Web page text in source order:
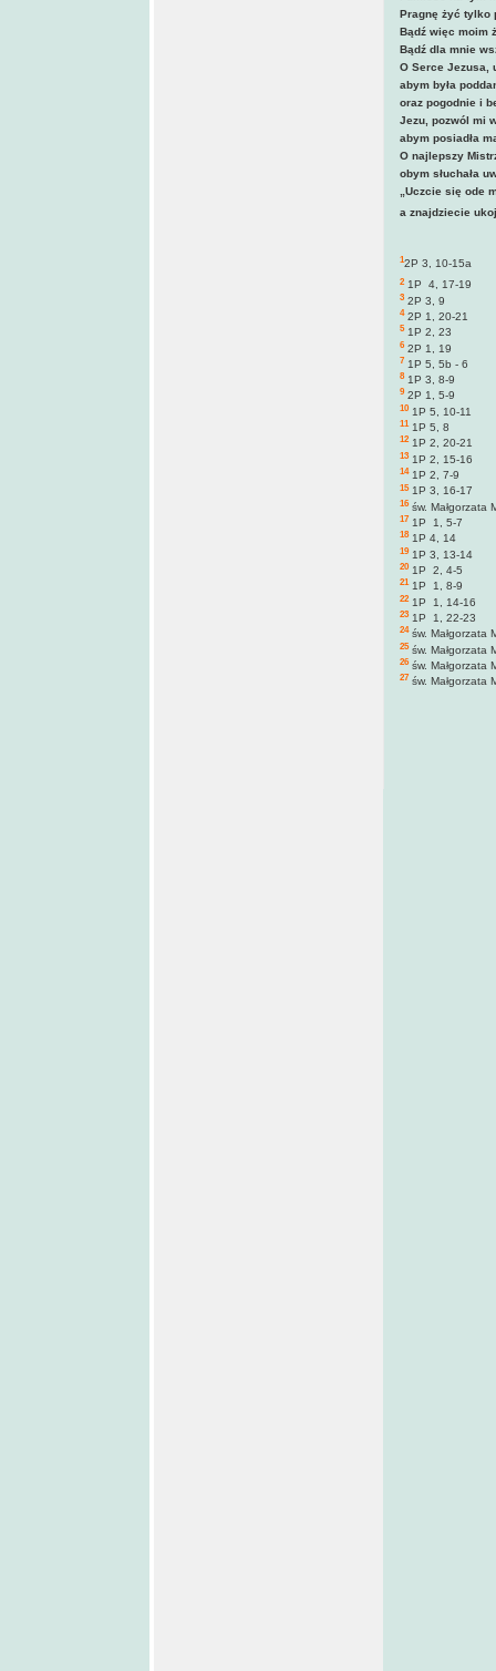
Pragnę żyć tylko
Bądź więc moim
Bądź dla mnie
O Serce Jezusa,
abym była
oraz pogodnie i
Jezu, pozwól mi
abym posiadła
O najlepszy
obym słuchała
„Uczcie się ode
a znajdziecie
12P 3, 10-15a
21P 4, 17-19
3 2P 3, 9
42P 1, 20-21
51P 2, 23
6 2P 1, 19
7 1P 5, 5b - 6
81P 3, 8-9
9 2P 1, 5-9
10 1P 5, 10-11
111P 5, 8
121P 2, 20-21
13 1P 2, 15-16
141P 2, 7-9
151P 3, 16-17
16 św. Małgorzata
17 1P 1, 5-7
181P 4, 14
191P 3, 13-14
20 1P 2, 4-5
211P 1, 8-9
221P 1, 14-16
23 1P 1, 22-23
24św. Małgorzata
25św. Małgorzata
26 św. Małgorzata
27 św. Małgorzata